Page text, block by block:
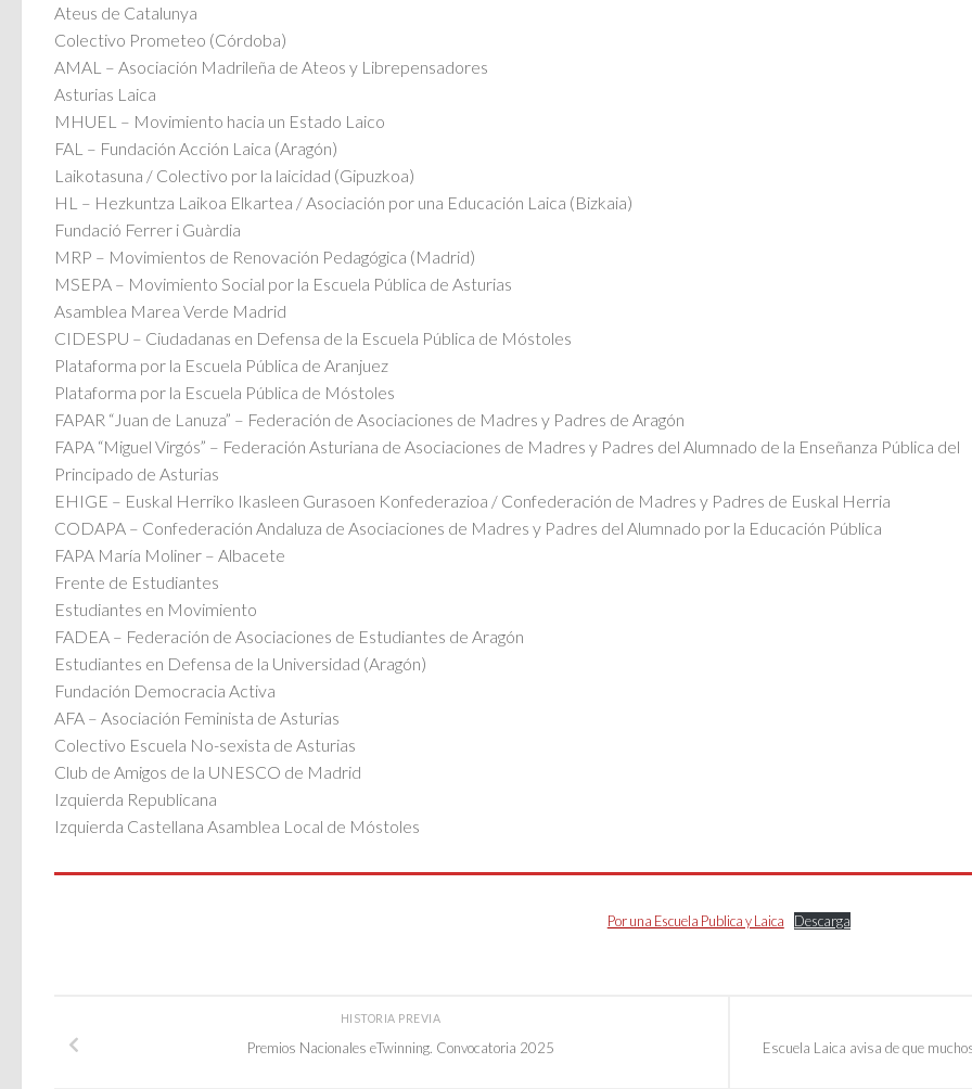
Ateus de Catalunya
Colectivo Prometeo (Córdoba)
AMAL – Asociación Madrileña de Ateos y Librepensadores
Asturias Laica
MHUEL – Movimiento hacia un Estado Laico
FAL – Fundación Acción Laica (Aragón)
Laikotasuna / Colectivo por la laicidad (Gipuzkoa)
HL – Hezkuntza Laikoa Elkartea / Asociación por una Educación Laica (Bizkaia)
Fundació Ferrer i Guàrdia
MRP – Movimientos de Renovación Pedagógica (Madrid)
MSEPA – Movimiento Social por la Escuela Pública de Asturias
Asamblea Marea Verde Madrid
CIDESPU – Ciudadanas en Defensa de la Escuela Pública de Móstoles
Plataforma por la Escuela Pública de Aranjuez
Plataforma por la Escuela Pública de Móstoles
FAPAR “Juan de Lanuza” – Federación de Asociaciones de Madres y Padres de Aragón
FAPA “Miguel Virgós” – Federación Asturiana de Asociaciones de Madres y Padres del Alumnado de la Enseñanza Pública del
Principado de Asturias
EHIGE – Euskal Herriko Ikasleen Gurasoen Konfederazioa / Confederación de Madres y Padres de Euskal Herria
CODAPA – Confederación Andaluza de Asociaciones de Madres y Padres del Alumnado por la Educación Pública
FAPA María Moliner – Albacete
Frente de Estudiantes
Estudiantes en Movimiento
FADEA – Federación de Asociaciones de Estudiantes de Aragón
Estudiantes en Defensa de la Universidad (Aragón)
Fundación Democracia Activa
AFA – Asociación Feminista de Asturias
Colectivo Escuela No-sexista de Asturias
Club de Amigos de la UNESCO de Madrid
Izquierda Republicana
Izquierda Castellana Asamblea Local de Móstoles
Por una Escuela Publica y Laica Descarga
Escuela Laica avisa de que
HISTORIA PREVIA
Premios Nacionales eTwinning. Convocatoria 2025